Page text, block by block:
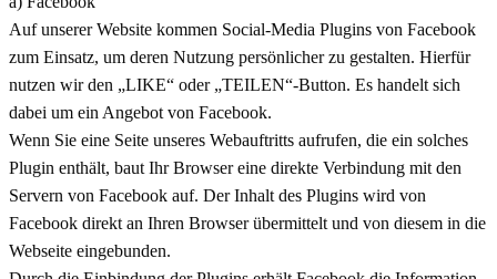
Auf unserer Website kommen Social-Media Plugins von Facebook
zum Einsatz, um deren Nutzung persönlicher zu gestalten. Hierfür
nutzen wir den „LIKE“ oder „TEILEN“-Button. Es handelt sich
dabei um ein Angebot von Facebook.
Wenn Sie eine Seite unseres Webauftritts aufrufen, die ein solches
Plugin enthält, baut Ihr Browser eine direkte Verbindung mit den
Servern von Facebook auf. Der Inhalt des Plugins wird von
Facebook direkt an Ihren Browser übermittelt und von diesem in die
Webseite eingebunden.